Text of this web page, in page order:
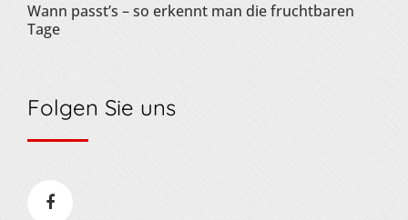
Wann passt’s – so erkennt man die fruchtbaren
Tage
Folgen Sie uns